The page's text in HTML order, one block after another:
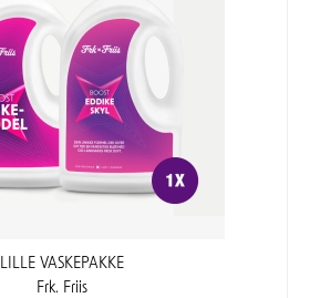
LILLE VASKEPAKKE
Frk. Friis